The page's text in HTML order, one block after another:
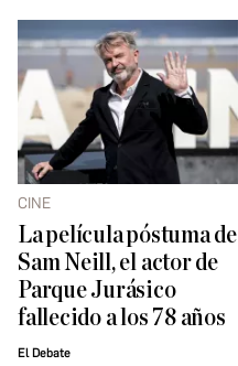
CINE
La película póstuma de
Sam Neill, el actor de
Parque Jurásico
fallecido a los 78 años
El Debate